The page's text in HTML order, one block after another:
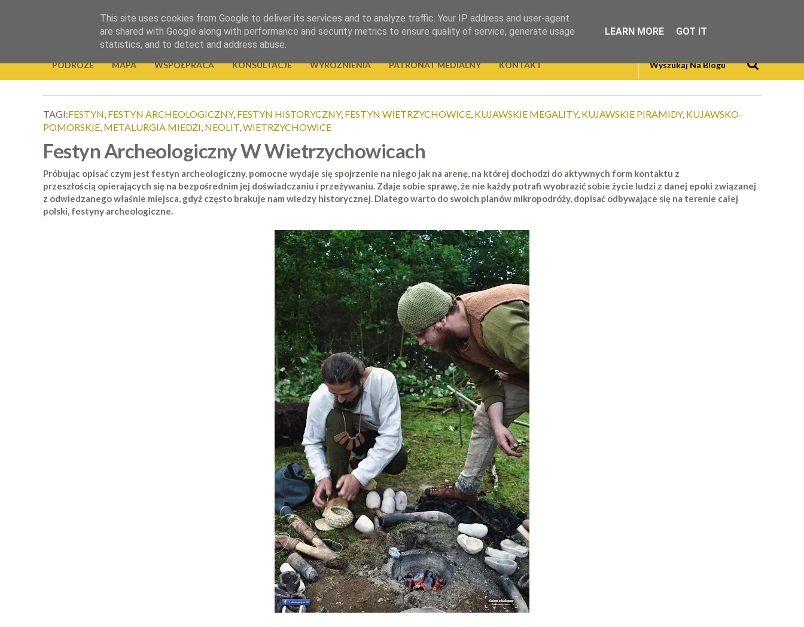
Okiem Obiektywu.
PODRÓŻE MAPA WSPÓŁPRACA KONSULTACJE WYRÓŻNIENIA PATRONAT MEDIALNY KONTAKT
TAGI:FESTYN, FESTYN ARCHEOLOGICZNY, FESTYN HISTORYCZNY, FESTYN WIETRZYCHOWICE, KUJAWSKIE MEGALITY, KUJAWSKIE PIRAMIDY, KUJAWSKO-
POMORSKIE, METALURGIA MIEDZI, NEOLIT,WIETRZYCHOWICE
Festyn Archeologiczny W Wietrzychowicach
Próbując opisać czym jest festyn archeologiczny, pomocne wydaje się spojrzenie na niego jak na arenę, na której dochodzi do aktywnych form kontaktu z
przeszłością opierających się na bezpośrednim jej doświadczaniu i przeżywaniu. Zdaje sobie sprawę, że nie każdy potrafi wyobrazić sobie życie ludzi z danej epoki związanej
z odwiedzanego właśnie miejsca, gdyż często brakuje nam wiedzy historycznej. Dlatego warto do swoich planów mikropodróży, dopisać odbywające się na terenie całej
polski, festyny archeologiczne.
This site uses cookies from Google to deliver its services and to analyze traffic. Your IP address and user-agent
are shared with Google along with performance and security metrics to ensure quality of service, generate usage
statistics, and to detect and address abuse.
LEARN MORE GOT IT